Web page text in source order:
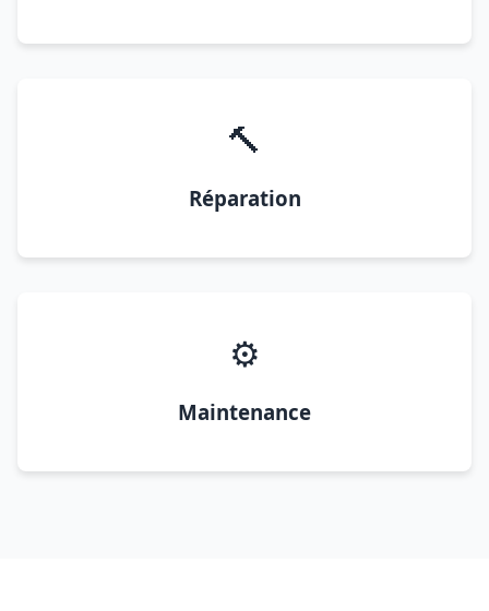
🔨
Réparation
⚙️
Maintenance